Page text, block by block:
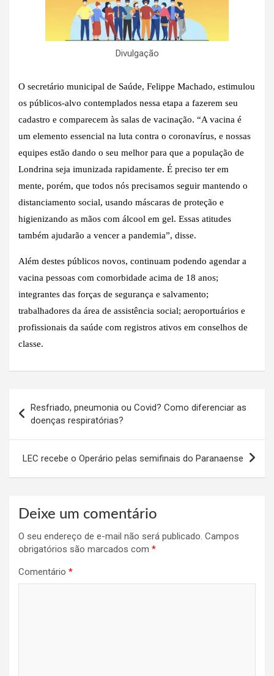
Divulgação
O secretário municipal de Saúde, Felippe Machado, estimulou
os públicos-alvo contemplados nessa etapa a fazerem seu
cadastro e comparecem às salas de vacinação. “A vacina é
um elemento essencial na luta contra o coronavírus, e nossas
equipes estão dando o seu melhor para que a população de
Londrina seja imunizada rapidamente. É preciso ter em
mente, porém, que todos nós precisamos seguir mantendo o
distanciamento social, usando máscaras de proteção e
higienizando as mãos com álcool em gel. Essas atitudes
também ajudarão a vencer a pandemia”, disse.
Além destes públicos novos, continuam podendo agendar a
vacina pessoas com comorbidade acima de 18 anos;
integrantes das forças de segurança e salvamento;
trabalhadores da área de assistência social; aeroportuários e
profissionais da saúde com registros ativos em conselhos de
classe.
de
Post
Resfriado, pneumonia ou Covid? Como diferenciar as
doenças respiratórias?
LEC recebe o Operário pelas semifinais do Paranaense
Deixe um comentário
O seu endereço de e-mail não será publicado. Campos
obrigatórios são marcados com *
Comentário *